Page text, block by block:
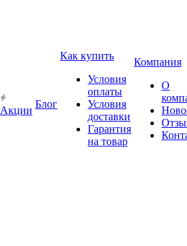
Акции
Блог
Как купить
Условия
оплаты
Условия
доставки
Гарантия
на товар
Компания
О